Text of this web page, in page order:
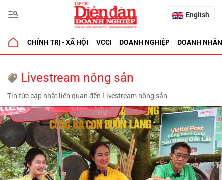
English
CHÍNH TRỊ - XÃ HỘI VCCI DOANH NGHIỆP DOANH NHÂN
Livestream nông sản
Tin tức cập nhật liên quan đến Livestream nông sản